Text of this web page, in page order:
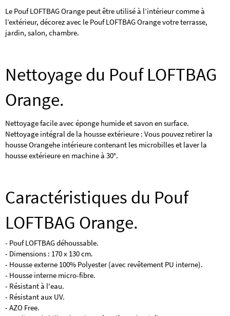
Le Pouf LOFTBAG Orange peut être utilisé à l’intérieur comme à
l’extérieur, décorez avec le Pouf LOFTBAG Orange votre terrasse,
jardin, salon, chambre.
Nettoyage du Pouf LOFTBAG
Orange.
Nettoyage facile avec éponge humide et savon en surface.
Nettoyage intégral de la housse extérieure : Vous pouvez retirer la
housse Orangehe intérieure contenant les microbilles et laver la
housse extérieure en machine à 30°.
Caractéristiques du Pouf
LOFTBAG Orange.
- Pouf LOFTBAG déhoussable.
- Dimensions : 170 x 130 cm.
- Housse externe 100% Polyester (avec revêtement PU interne).
- Housse interne micro-fibre.
- Résistant à l'eau.
- Résistant aux UV.
- AZO Free.